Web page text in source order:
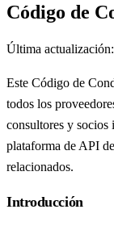
Código de
Última actualización:
Este Código de
todos los
consultores y socios
plataforma de API
relacionados.
Introducción